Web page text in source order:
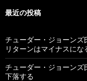
最近の投稿
チューダー・ジョーンズ
リターンはマイナスにな
チューダー・ジョーンズ
下落する